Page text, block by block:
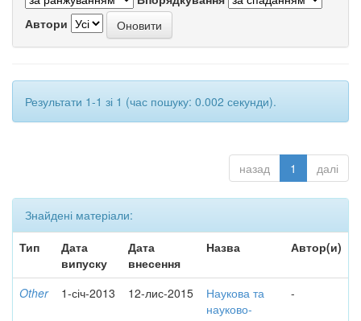
Автори
Результати 1-1 зі 1 (час пошуку: 0.002 секунди).
назад 1 далі
Знайдені матеріали:
Тип
Дата
випуску
Дата
внесення
Назва Автор(и)
Other 1-січ-2013 12-лис-2015
Наукова та
науково-
-